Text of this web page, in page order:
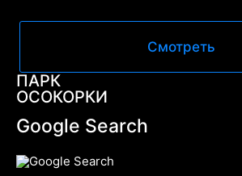
Смотреть
ПАРК
ОСОКОРКИ
Google Search